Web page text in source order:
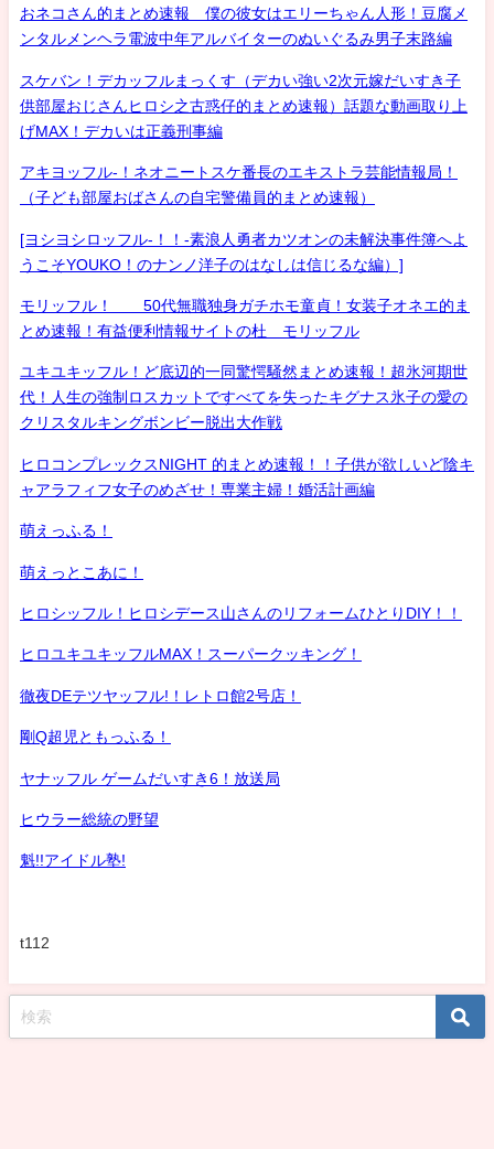
おネコさん的まとめ速報 僕の彼女はエリーちゃん人形！豆腐メ
ンタルメンヘラ電波中年アルバイターのぬいぐるみ男子末路編
スケバン！デカッフルまっくす（デカい強い2次元嫁だいすき子
供部屋おじさんヒロシ之古惑仔的まとめ速報）話題な動画取り上
げMAX！デカいは正義刑事編
アキヨッフル-！ネオニートスケ番長のエキストラ芸能情報局！
（子ども部屋おばさんの自宅警備員的まとめ速報）
[ヨシヨシロッフル-！！-素浪人勇者カツオンの未解決事件簿へよ
うこそYOUKO！のナンノ洋子のはなしは信じるな編）]
モリッフル！ 50代無職独身ガチホモ童貞！女装子オネエ的ま
とめ速報！有益便利情報サイトの杜 モリッフル
ユキユキッフル！ど底辺的一同驚愕騒然まとめ速報！超氷河期世
代！人生の強制ロスカットですべてを失ったキグナス氷子の愛の
クリスタルキングボンビー脱出大作戦
ヒロコンプレックスNIGHT 的まとめ速報！！子供が欲しいど陰キ
ャアラフィフ女子のめざせ！専業主婦！婚活計画編
萌えっふる！
萌えっとこあに！
ヒロシッフル！ヒロシデース山さんのリフォームひとりDIY！！
ヒロユキユキッフルMAX！スーパークッキング！
徹夜DEテツヤッフル!！レトロ館2号店！
剛Q超児ともっふる！
ヤナッフル ゲームだいすき6！放送局
ヒウラー総統の野望
魁!!アイドル塾!
t112